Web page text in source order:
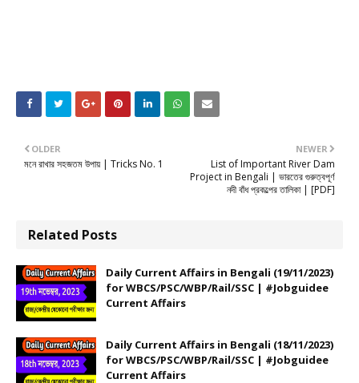
NEWER
List of Important River Dam
Project in Bengali | ভারতের গুরুত্বপূর্ণ
নদী বাঁধ প্রকল্পের তালিকা | [PDF]
OLDER
মনে রাখার সহজতম উপায় | Tricks No. 1
Related Posts
Daily Current Affairs in Bengali (19/11/2023)
for WBCS/PSC/WBP/Rail/SSC | #Jobguidee
Current Affairs
Daily Current Affairs in Bengali (18/11/2023)
for WBCS/PSC/WBP/Rail/SSC | #Jobguidee
Current Affairs